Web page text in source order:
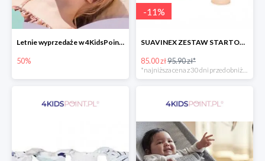
Letnie wyprzedaże w 4KidsPoint do -50%
50%
-11%
SUAVINEX ZESTAW STARTOWY BUTELKA ZERO ZERO 180 ML
85.00 zł95.90 zł*